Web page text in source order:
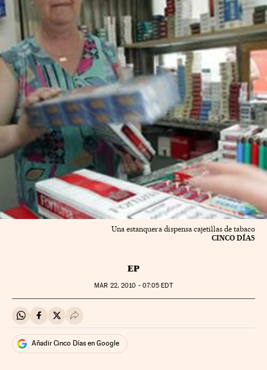
Una estanquera dispensa cajetillas de tabaco
CINCO DÍAS
EP
MAR 22, 2010 - 07:05 EDT
Compartir en Whatsapp
Compartir en Facebook
Compartir en Twitter
Desplegar Redes Sociales
Añadir Cinco Días en Google